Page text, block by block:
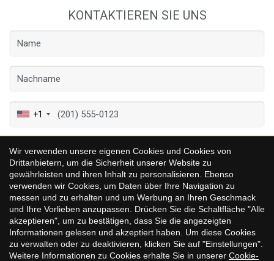
KONTAKTIEREN SIE UNS
+1
Wir verwenden unsere eigenen Cookies und Cookies von
Drittanbietern, um die Sicherheit unserer Website zu
gewährleisten und ihren Inhalt zu personalisieren. Ebenso
verwenden wir Cookies, um Daten über Ihre Navigation zu
messen und zu erhalten und um Werbung an Ihren Geschmack
und Ihre Vorlieben anzupassen. Drücken Sie die Schaltfläche "Alle
akzeptieren", um zu bestätigen, dass Sie die angezeigten
Informationen gelesen und akzeptiert haben. Um diese Cookies
zu verwalten oder zu deaktivieren, klicken Sie auf "Einstellungen".
Weitere Informationen zu Cookies erhalte Sie in unserer Cookie-
Konfiguration speichern